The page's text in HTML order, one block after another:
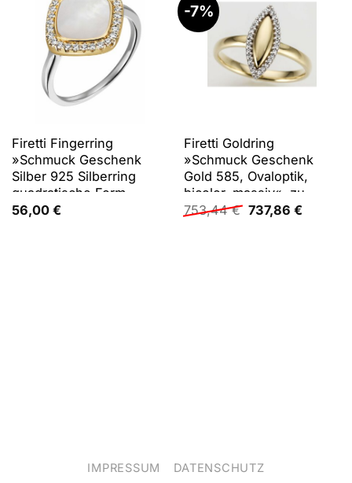
Firetti Fingerring
»Schmuck Geschenk
Silber 925 Silberring
quadratische Form
bicolor«, zu Kleid, Shirt,
56,00 €
-7%
Firetti Goldring
»Schmuck Geschenk
Gold 585, Ovaloptik,
bicolor, massiv«, zu
Kleid, Shirt, Jeans,
753,44€ Ursprünglicher
Preis
737,86 €
IMPRESSUM DATENSCHUTZ